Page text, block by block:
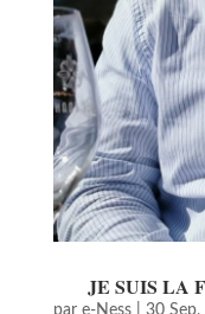
JE SUIS LA